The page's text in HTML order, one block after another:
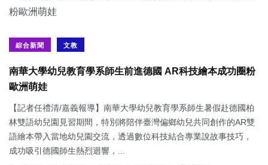
綜合新聞 文教
南華大學幼兒教育學系師生前進德國 AR科技繪本成功圈粉
歐洲萌娃
【記者任禮清/嘉義報導】南華大學幼兒教育學系師生暑假赴德國柏
林雙語幼兒園見習期間，特別將陪伴臺灣偏鄉幼兒共同創作的AR雙
語繪本帶入當地幼兒園交流，透過數位科技結合專業說故事技巧，
成功吸引德國師生熱烈迴響，...